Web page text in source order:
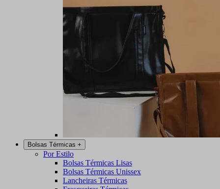
Bolsas Térmicas +
Por Estilo
Bolsas Térmicas Lisas
Bolsas Térmicas Unissex
Lancheiras Térmicas